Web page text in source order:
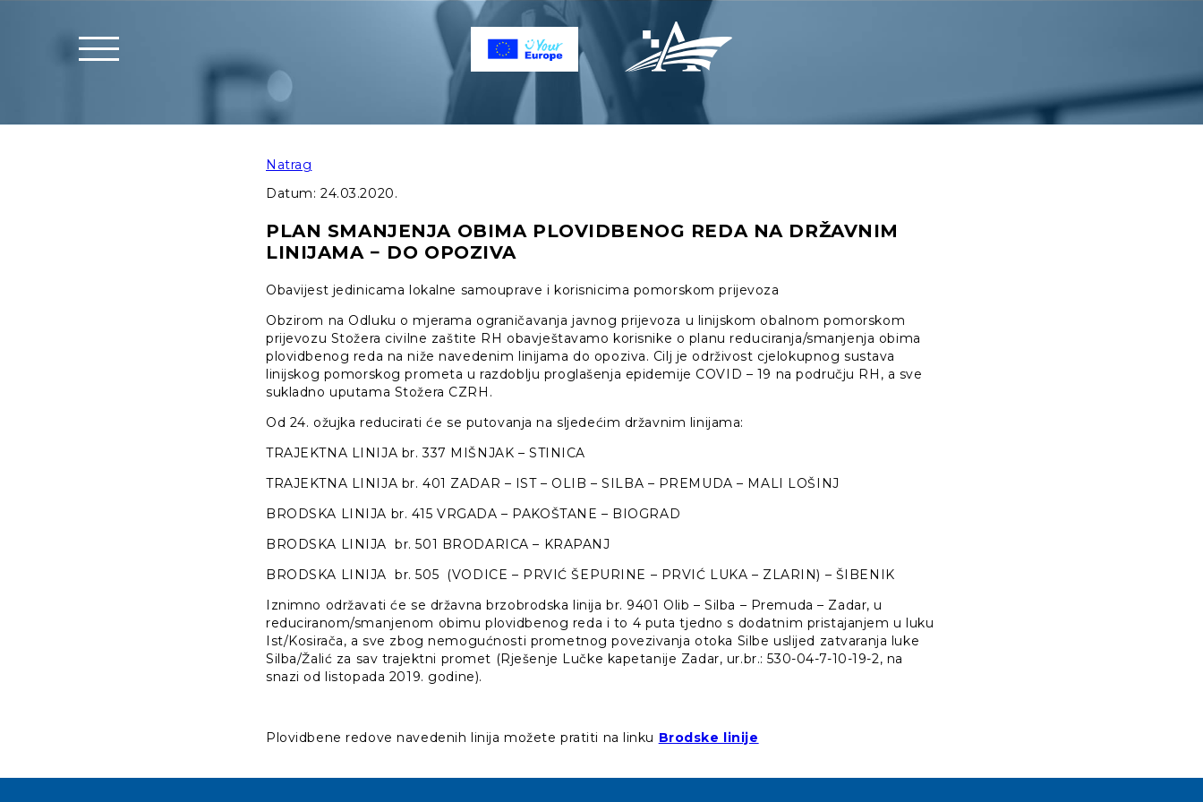
Natrag
Datum: 24.03.2020.
PLAN SMANJENJA OBIMA PLOVIDBENOG REDA NA DRŽAVNIM
LINIJAMA − DO OPOZIVA
Obavijest jedinicama lokalne samouprave i korisnicima pomorskom prijevoza
Obzirom na Odluku o mjerama ograničavanja javnog prijevoza u linijskom obalnom pomorskom
prijevozu Stožera civilne zaštite RH obavještavamo korisnike o planu reduciranja/smanjenja obima
plovidbenog reda na niže navedenim linijama do opoziva. Cilj je održivost cjelokupnog sustava
linijskog pomorskog prometa u razdoblju proglašenja epidemije COVID – 19 na području RH, a sve
sukladno uputama Stožera CZRH.
Od 24. ožujka reducirati će se putovanja na sljedećim državnim linijama:
TRAJEKTNA LINIJA br. 337 MIŠNJAK – STINICA
TRAJEKTNA LINIJA br. 401 ZADAR – IST – OLIB – SILBA – PREMUDA – MALI LOŠINJ
BRODSKA LINIJA br. 415 VRGADA – PAKOŠTANE – BIOGRAD
BRODSKA LINIJA br. 501 BRODARICA – KRAPANJ
BRODSKA LINIJA br. 505 (VODICE – PRVIĆ ŠEPURINE – PRVIĆ LUKA – ZLARIN) – ŠIBENIK
Iznimno održavati će se državna brzobrodska linija br. 9401 Olib – Silba – Premuda – Zadar, u
reduciranom/smanjenom obimu plovidbenog reda i to 4 puta tjedno s dodatnim pristajanjem u luku
Ist/Kosirača, a sve zbog nemogućnosti prometnog povezivanja otoka Silbe uslijed zatvaranja luke
Silba/Žalić za sav trajektni promet (Rješenje Lučke kapetanije Zadar, ur.br.: 530-04-7-10-19-2, na
snazi od listopada 2019. godine).
Plovidbene redove navedenih linija možete pratiti na linku Brodske linije